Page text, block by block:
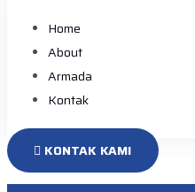
Home
About
Armada
Kontak
KONTAK KAMI